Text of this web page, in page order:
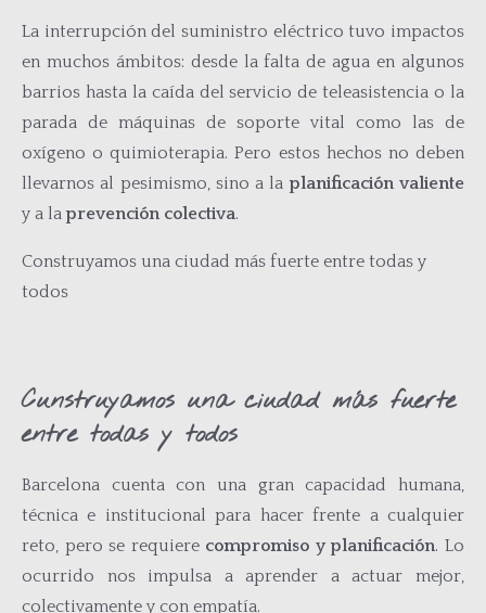
La interrupción del suministro eléctrico tuvo impactos
en muchos ámbitos: desde la falta de agua en algunos
barrios hasta la caída del servicio de teleasistencia o la
parada de máquinas de soporte vital como las de
oxígeno o quimioterapia. Pero estos hechos no deben
llevarnos al pesimismo, sino a la planificación valiente
y a la prevención colectiva.
Construyamos una ciudad más fuerte entre todas y
todos
Cunstruyamos una ciudad más fuerte
entre todas y todos
Barcelona cuenta con una gran capacidad humana,
técnica e institucional para hacer frente a cualquier
reto, pero se requiere compromiso y planificación. Lo
ocurrido nos impulsa a aprender a actuar mejor,
colectivamente y con empatía.